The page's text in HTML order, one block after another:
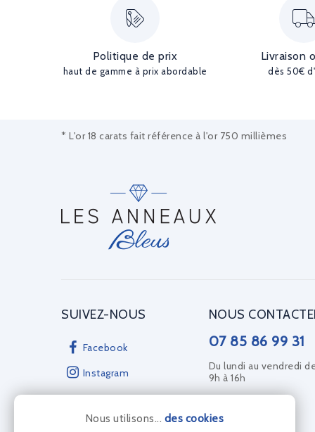
Politique de prix
haut de gamme à prix abordable
Livraison
dès 50€
* L'or 18 carats fait référence à l'or 750 millièmes
SUIVEZ-NOUS
Facebook
Instagram
NOUS
07 85 86 99 31
Du lundi au vendredi
9h à 16h
Nous utilisons... des cookies